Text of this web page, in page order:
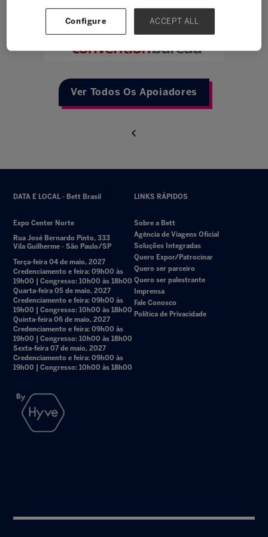
Ver Todos Os Apoiadores
DATA E LOCAL - Bett Brasil
Expo Center Norte
Rua José Bernardo Pinto, 333
Vila Guilherme - São Paulo/SP
Terça-feira 04 de maio, 2027
Credenciamento e feira: 09h00 às
19h00 | Congresso: 10h00 às 18h00
Quarta-feira 05 de maio, 2027
Credenciamento e feira: 09h00 às
19h00 | Congresso: 10h00 às 18h00
Quinta-feira 06 de maio, 2027
Credenciamento e feira: 09h00 às
19h00 | Congresso: 10h00 às 18h00
Sexta-feira 07 de maio, 2027
Credenciamento e feira: 09h00 às
19h00 | Congresso: 10h00 às 18h00
LINKS RÁPIDOS
Sobre a Bett
Agência de Viagens Oficial
Soluções Integradas
Quero Expor/Patrocinar
Quero ser parceiro
Quero ser palestrante
Imprensa
Fale Conosco
Política de Privacidade
Configure ACCEPT ALL